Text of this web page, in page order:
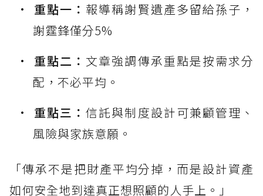
重點一： 報導稱謝賢遺產多留給孫子，
謝霆鋒僅分5%
重點二： 文章強調傳承重點是按需求分
配，不必平均。
重點三：信託與制度設計可兼顧管理、
風險與家族意願。
「傳承不是把財產平均分掉，而是設計資產
如何安全地到達真正想照顧的人手上。」